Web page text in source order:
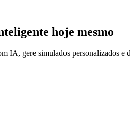
hoje mesmo
IA, gere simulados personalizados e